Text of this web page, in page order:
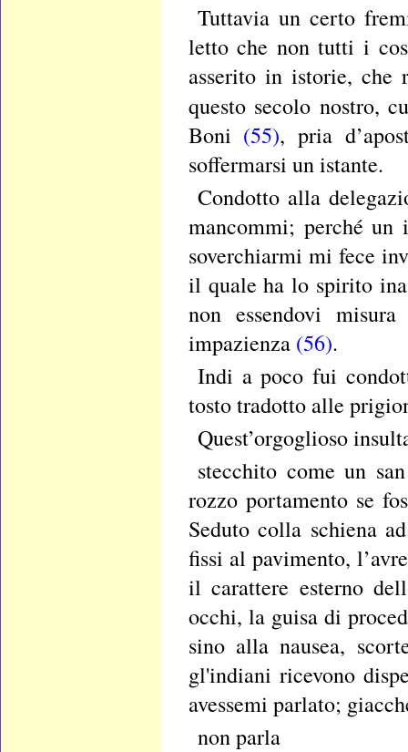
Tuttavia un certo
letto che non tutti i
asserito in istorie, che
questo secolo nostro,
Boni (55), pria
soffermarsi un istante.
Condotto alla
mancommi; perché un
soverchiarmi mi fece
il quale ha lo spirito
non essendovi
impazienza (56).
Indi a poco fui
tosto tradotto alle
Quest’orgoglioso
stecchito come un
rozzo portamento se
Seduto colla schiena
fissi al pavimento,
il carattere esterno
occhi, la guisa di
sino alla nausea,
gl'indiani ricevono
avessemi parlato;
non parla